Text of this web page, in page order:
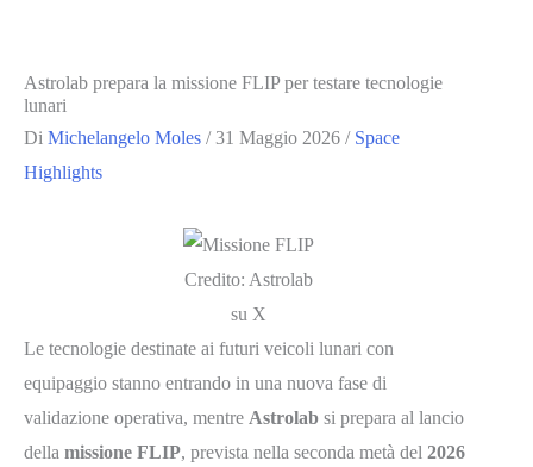
Astrolab prepara la missione FLIP per testare tecnologie
lunari
Di Michelangelo Moles /31 Maggio 2026 / Space
Highlights
Credito: Astrolab
su X
Le tecnologie destinate ai futuri veicoli lunari con
equipaggio stanno entrando in una nuova fase di
validazione operativa, mentre Astrolab si prepara al lancio
della missione FLIP, prevista nella seconda metà del 2026